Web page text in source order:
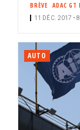
BRÈVE ADAC GT
11 DÉC. 2017 •
AUTO